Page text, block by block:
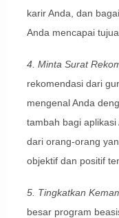
karir Anda, dan
Anda mencapai
4. Minta Surat
rekomendasi dari
mengenal Anda
tambah bagi
dari orang-orang
objektif dan positif
5. Tingkatkan
besar program